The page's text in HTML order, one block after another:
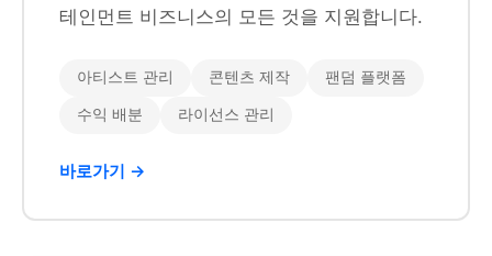
테인먼트 비즈니스의 모든 것을 지원합니다.
아티스트 관리 콘텐츠 제작 팬덤 플랫폼
수익 배분 라이선스 관리
바로가기 →